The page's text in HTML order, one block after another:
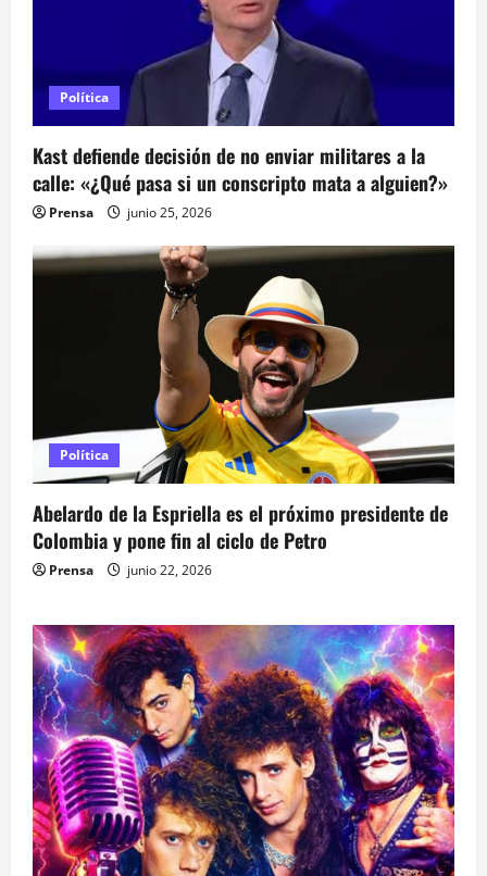
s
Política
Kast defiende decisión de no enviar militares a la
calle: «¿Qué pasa si un conscripto mata a alguien?»
Prensa junio 25, 2026
Política
Abelardo de la Espriella es el próximo presidente de
Colombia y pone fin al ciclo de Petro
Prensa junio 22, 2026